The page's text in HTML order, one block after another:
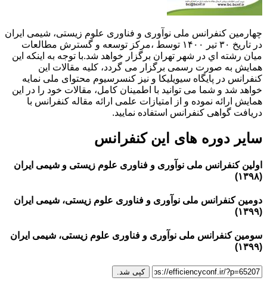
چهارمین کنفرانس ملی نوآوری و فناوری علوم زیستی، شیمی ایران
در تاریخ ۳۰ تیر ۱۴۰۰ توسط ،مركز توسعه و گسترش مطالعات
ميان رشته اي در شهر تهران برگزار خواهد شد.با توجه به اینکه این
همایش به صورت رسمی برگزار می گردد، کلیه مقالات این
کنفرانس در پایگاه سیویلیکا و نیز کنسرسیوم محتوای ملی نمایه
خواهد شد و شما می توانید با اطمینان کامل، مقالات خود را در این
همایش ارائه نموده و از امتیازات علمی ارائه مقاله کنفرانس با
دریافت گواهی کنفرانس استفاده نمایید.
سایر دوره های این کنفرانس
اولین کنفرانس ملی نوآوری و فناوری علوم زیستی و شیمی ایران
(۱۳۹۸)
دومین کنفرانس ملی نوآوری و فناوری علوم زیستی، شیمی ایران
(۱۳۹۹)
سومین کنفرانس ملی نوآوری و فناوری علوم زیستی، شیمی ایران
(۱۳۹۹)
کپی شد.